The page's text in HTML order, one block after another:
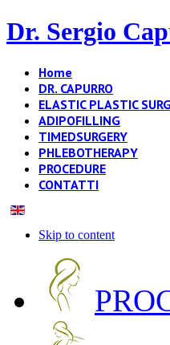
Dr. Sergio
Home
DR. CAPURRO
ELASTIC PLASTIC
ADIPOFILLING
TIMEDSURGERY
PHLEBOTHERAPY
PROCEDURE
CONTATTI
Skip to content